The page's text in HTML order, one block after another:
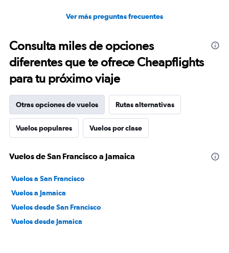
Ver más preguntas frecuentes
Consulta miles de opciones
diferentes que te ofrece Cheapflights
para tu próximo viaje
Otras opciones de vuelos Rutas alternativas
Vuelos populares Vuelos por clase
Vuelos de San Francisco a Jamaica
Vuelos a San Francisco
Vuelos a Jamaica
Vuelos desde San Francisco
Vuelos desde Jamaica